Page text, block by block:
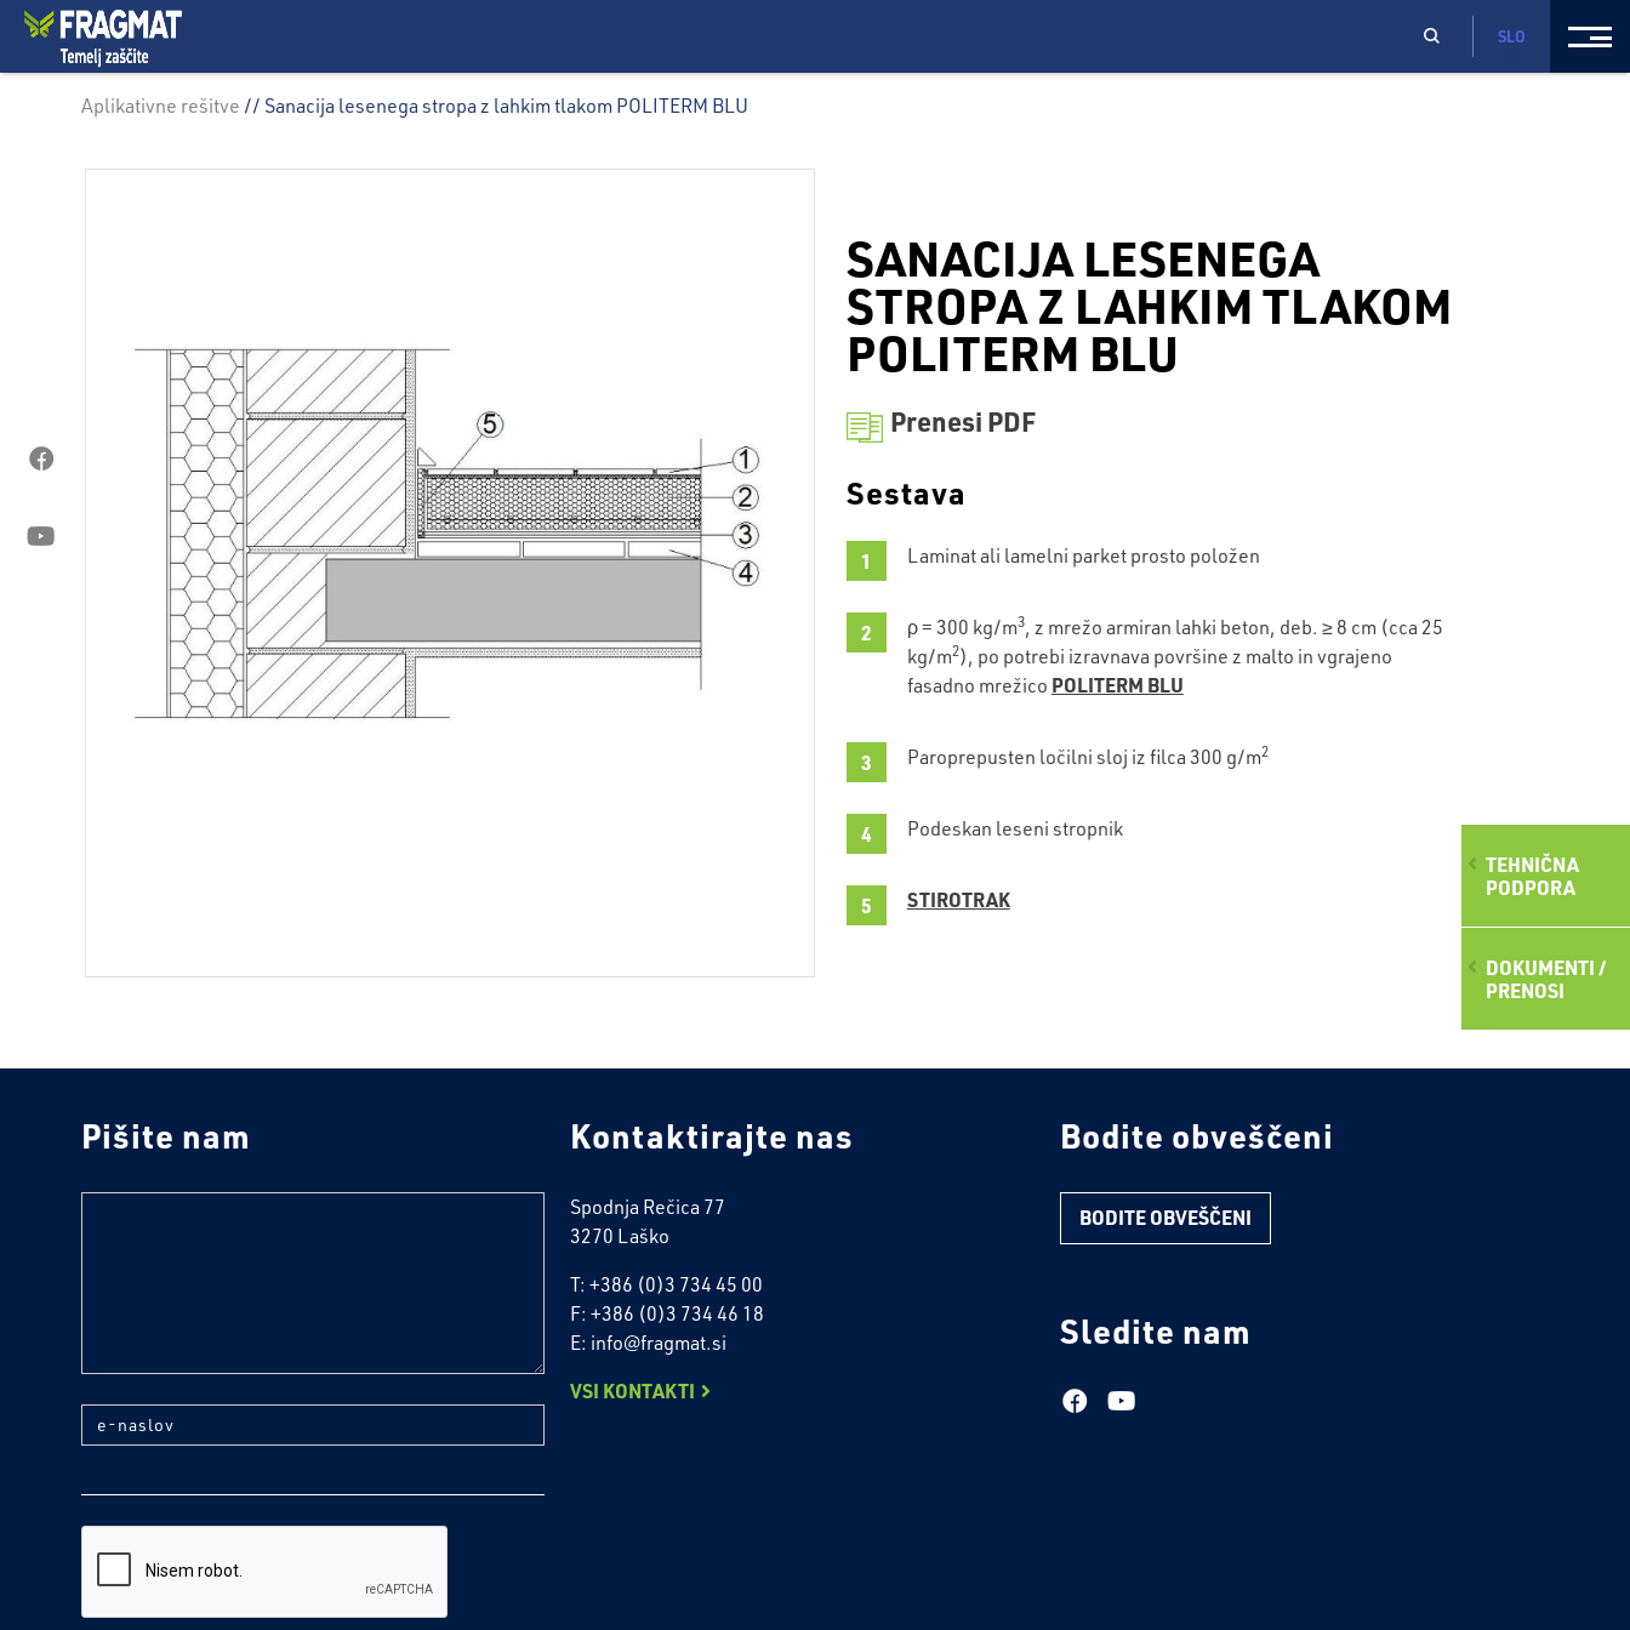
TEHNIČNA
PODPORA
DOKUMENTI /
PRENOSI
SLO
Aplikativne rešitve // Sanacija lesenega stropa z lahkim tlakom POLITERM BLU
SANACIJA LESENEGA
STROPA Z LAHKIM TLAKOM
POLITERM BLU
Prenesi PDF
Sestava
Laminat ali lamelni parket prosto položen
ρ = 300 kg/m3, z mrežo armiran lahki beton, deb. ≥ 8 cm (cca 25
kg/m2), po potrebi izravnava površine z malto in vgrajeno
fasadno mrežico POLITERM BLU
Paroprepusten ločilni sloj iz filca 300 g/m2
Podeskan leseni stropnik
STIROTRAK
Pišite nam
e-naslov
Kontaktirajte nas
Spodnja Rečica 77
3270 Laško
T: +386 (0)3 734 45 00
F: +386 (0)3 734 46 18
E: info@fragmat.si
VSI KONTAKTI
Bodite obveščeni
BODITE OBVEŠČENI
Sledite nam